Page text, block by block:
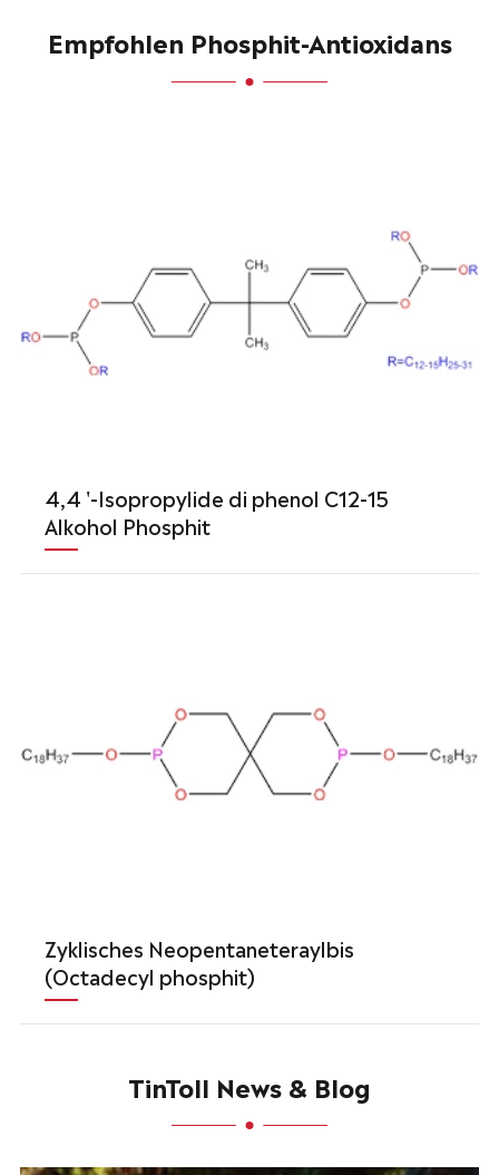
Empfohlen Phosphit-Antioxidans
4,4 '-Isopropylide di phenol C12-15
Alkohol Phosphit
Zyklisches Neopentaneteraylbis
(Octadecyl phosphit)
TinToll News & Blog